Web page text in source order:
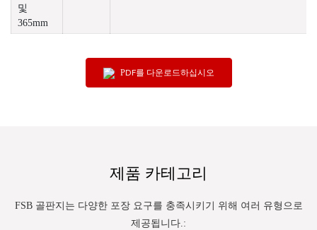
및
365mm
PDF를 다운로드하십시오
제품 카테고리
FSB 골판지는 다양한 포장 요구를 충족시키기 위해 여러 유형으로
제공됩니다.: